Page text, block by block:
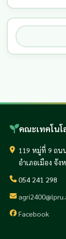
คณะเทคโนโ
119 หมู่ที่ 9 ถน
อำเภอเมือง จัง
054 241 298
Facebook